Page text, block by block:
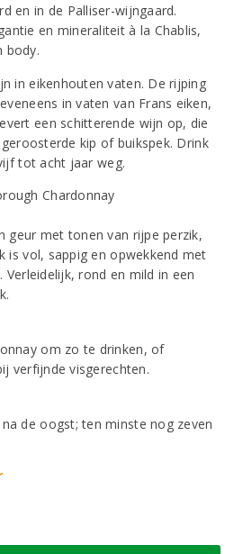
en in de Palliser-wijngaard.
en mineraliteit à la Chablis,
body.
in eikenhouten vaten. De rijping
in vaten van Frans eiken,
een schitterende wijn op, die
kip of buikspek. Drink
tot acht jaar weg.
geur met tonen van rijpe perzik,
is vol, sappig en opwekkend met
rond en mild in een
om zo te drinken, of
verfijnde visgerechten.
de oogst; ten minste nog zeven